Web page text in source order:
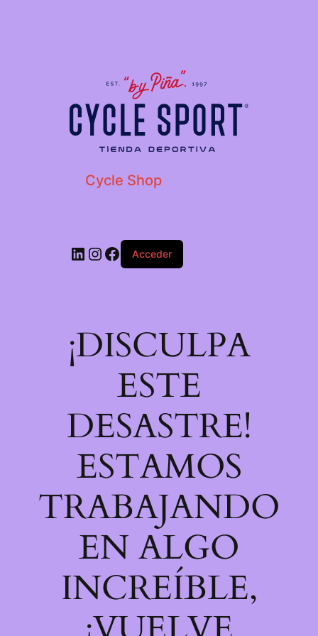
Cycle Shop
Acceder
¡DISCULPA
ESTE
DESASTRE!
ESTAMOS
TRABAJANDO
EN ALGO
INCREÍBLE,